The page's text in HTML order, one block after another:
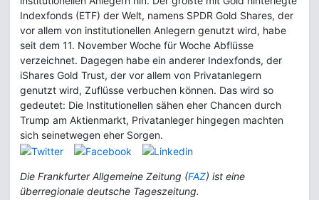
Indexfonds (ETF) der Welt, namens SPDR Gold Shares, der
vor allem von institutionellen Anlegern genutzt wird, habe
seit dem 11. November Woche für Woche Abflüsse
verzeichnet. Dagegen habe ein anderer Indexfonds, der
iShares Gold Trust, der vor allem von Privatanlegern
genutzt wird, Zuflüsse verbuchen können. Das wird so
gedeutet: Die Institutionellen sähen eher Chancen durch
Trump am Aktienmarkt, Privatanleger hingegen machten
sich seinetwegen eher Sorgen.
Die Frankfurter Allgemeine Zeitung (FAZ) ist eine
überregionale deutsche Tageszeitung.